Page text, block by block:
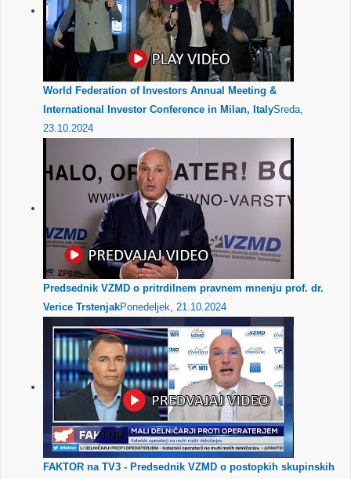
World Federation of Investors Annual Meeting &
International Investor Conference in Milan, ItalySreda,
23.10.2024
Predsednik VZMD o pritrdilnem pravnem mnenju prof. dr.
Verice TrstenjakPonedeljek, 21.10.2024
FAKTOR na TV3 - Predsednik VZMD o postopkih skupinskih